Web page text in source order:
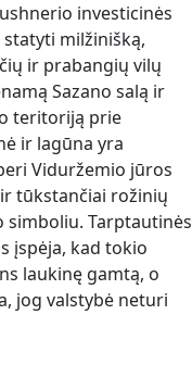
investicinės
milžinišką,
ir prabangių vilų
Sazano salą ir
teritoriją prie
ir lagūna yra
Viduržemio jūros
tūkstančiai rožinių
Tarptautinės
įspėja, kad tokio
laukinę gamtą, o
jog valstybė neturi